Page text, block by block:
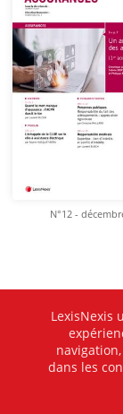
N°12 -
LexisNexis
dans les